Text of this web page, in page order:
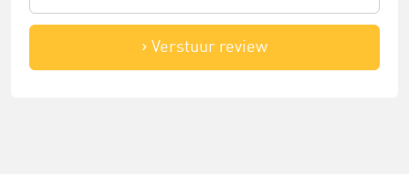
Verstuur review